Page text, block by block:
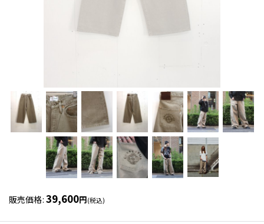
販売価格: 39,600円(税込)